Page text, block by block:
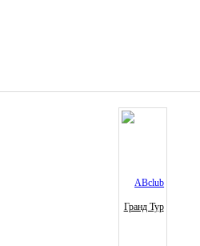
Гранд Тур